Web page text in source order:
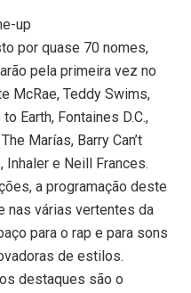
up
por quase 70 nomes,
pela primeira vez no
McRae, Teddy Swims,
Earth, Fontaines D.C.,
Marías, Barry Can’t
Inhaler e Neill Frances.
a programação deste
nas várias vertentes da
para o rap e para sons
de estilos.
destaques são o